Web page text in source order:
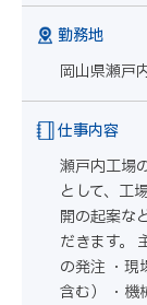
勤務地
岡山県瀬戸
仕事内容
瀬戸内工場
として、工
開の起案な
だきます。
の発注 ・現
含む） ・機